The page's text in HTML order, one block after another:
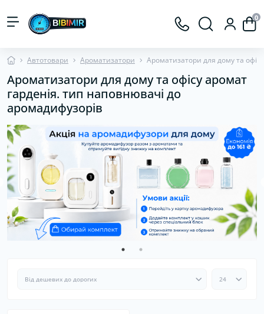
0
Автотовари Ароматизатори Ароматизатори для дому та офісу
Ароматизатори для дому та офісу аромат
гарденія. тип наповнювачі до
аромадифузорів